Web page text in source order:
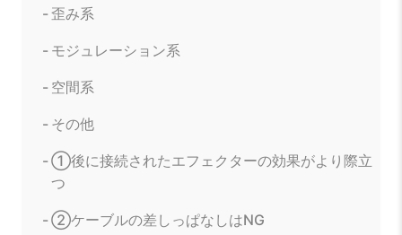
歪み系
モジュレーション系
空間系
その他
①後に接続されたエフェクターの効果がより際立
つ
②ケーブルの差しっぱなしはNG